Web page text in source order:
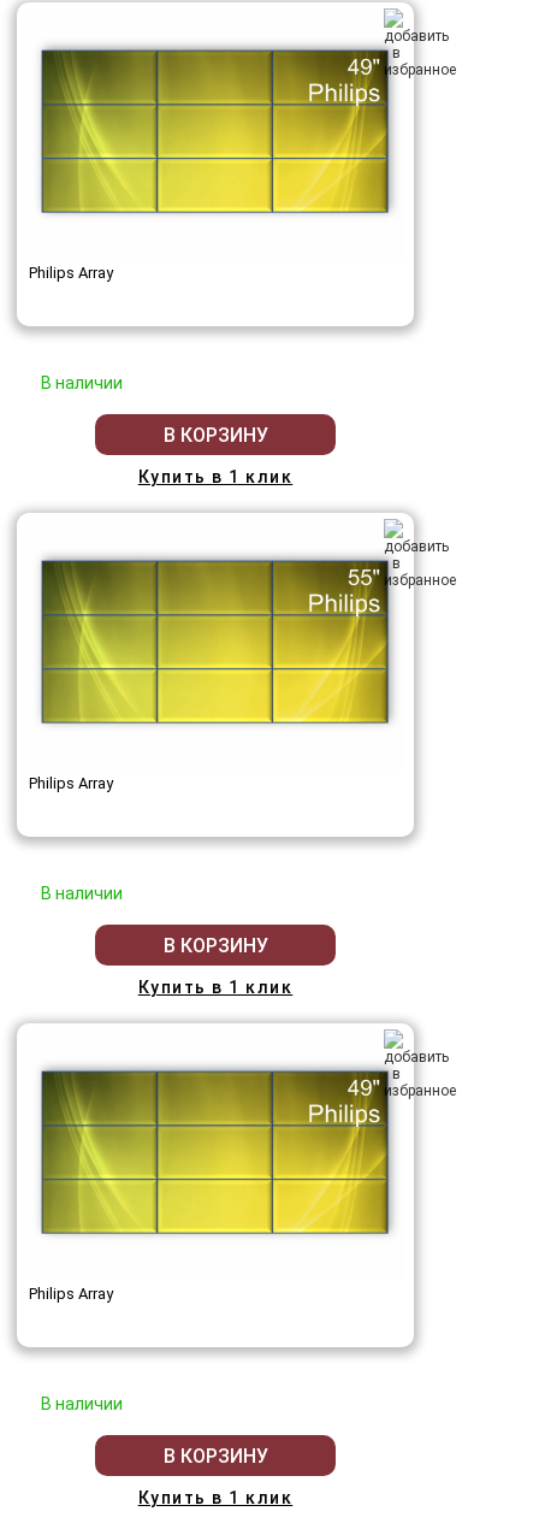
Philips Array
В наличии
В КОРЗИНУ
Купить в 1 клик
Philips Array
В наличии
В КОРЗИНУ
Купить в 1 клик
Philips Array
В наличии
В КОРЗИНУ
Купить в 1 клик